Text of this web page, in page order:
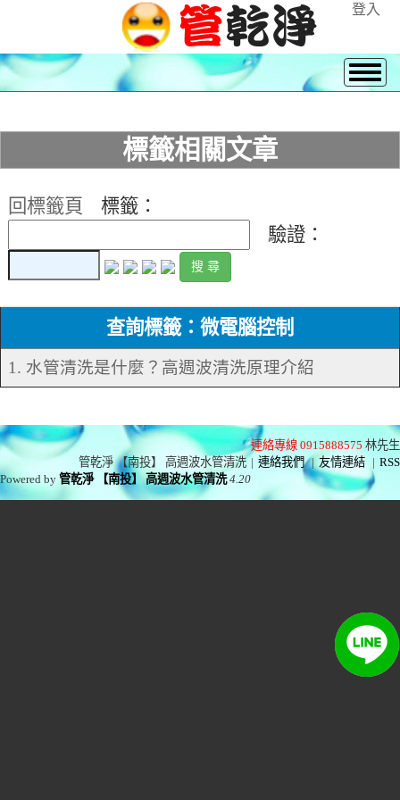
登入
標籤相關文章
回標籤頁
標籤：
驗證：
查詢標籤：微電腦控制
1. 水管清洗是什麼？高週波清洗原理介紹
連絡專線 0915888575 林先生
管乾淨 【南投】 高週波水管清洗 | 連絡我們 | 友情連結 | RSS
Powered by管乾淨 【南投】 高週波水管清洗 4.20